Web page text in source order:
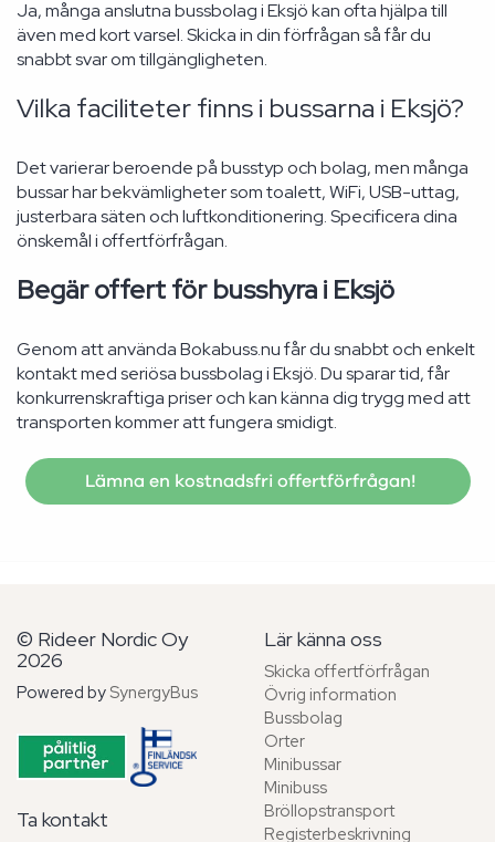
Ja, många anslutna bussbolag i Eksjö kan ofta hjälpa till
även med kort varsel. Skicka in din förfrågan så får du
snabbt svar om tillgängligheten.
Vilka faciliteter finns i bussarna i Eksjö?
Det varierar beroende på busstyp och bolag, men många
bussar har bekvämligheter som toalett, WiFi, USB-uttag,
justerbara säten och luftkonditionering. Specificera dina
önskemål i offertförfrågan.
Begär offert för busshyra i Eksjö
Genom att använda Bokabuss.nu får du snabbt och enkelt
kontakt med seriösa bussbolag i Eksjö. Du sparar tid, får
konkurrenskraftiga priser och kan känna dig trygg med att
transporten kommer att fungera smidigt.
Lämna en kostnadsfri offertförfrågan!
© Rideer Nordic Oy
2026
Powered by SynergyBus
Ta kontakt
Lär känna oss
Skicka offertförfrågan
Övrig information
Bussbolag
Orter
Minibussar
Minibuss
Bröllopstransport
Registerbeskrivning